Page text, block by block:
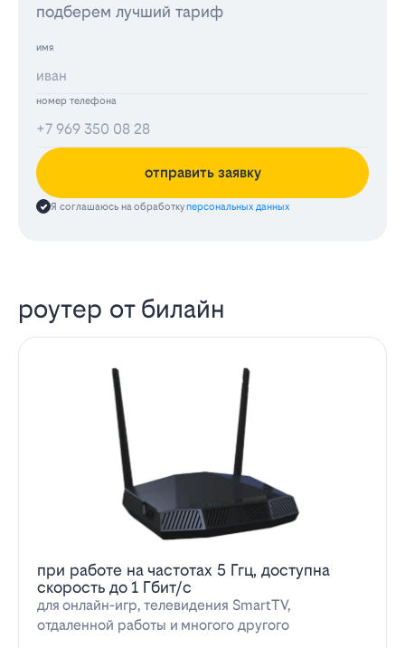
подберем лучший тариф
имя
номер телефона
отправить заявку
Я соглашаюсь на обработкуперсональных данных
роутер от билайн
при работе на частотах 5 Ггц, доступна
скорость до 1 Гбит/с
для онлайн-игр, телевидения SmartTV,
отдаленной работы и многого другого